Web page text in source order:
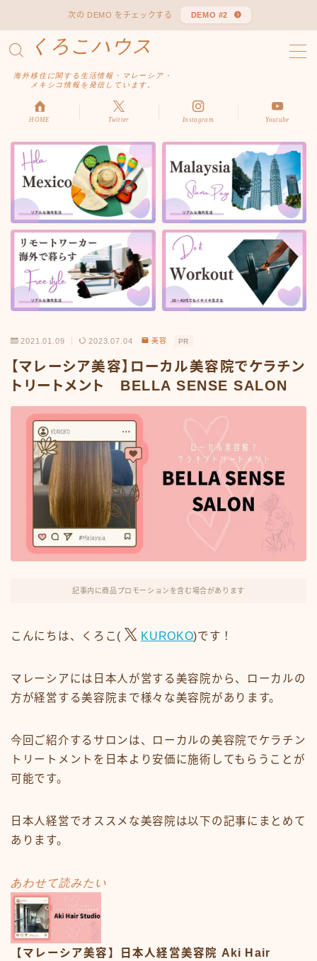
次の DEMO をチェックする DEMO #2
くろこハウス
海外移住に関する生活情報・マレーシア・
メキシコ情報を発信しています。
MENU
デモプリセット記事 #1
デモプリセット記事 Part04
デモプリセット記事 Part06
利用規約／特定商取引法に基づく表記
有料記事の決済完了ページ
はじめての方へ
HOME Twitter Instagram Youtube
2021.01.09 2023.07.04 美容 PR
【マレーシア美容】ローカル美容院でケラチン
トリートメント BELLA SENSE SALON
記事内に商品プロモーションを含む場合があります
こんにちは、くろこ( KUROKO)です！
マレーシアには日本人が営する美容院から、ローカルの
方が経営する美容院まで様々な美容院があります。
今回ご紹介するサロンは、ローカルの美容院でケラチン
トリートメントを日本より安価に施術してもらうことが
可能です。
日本人経営でオススメな美容院は以下の記事にまとめて
あります。
あわせて読みたい
【マレーシア美容】日本人経営美容院 Aki Hair